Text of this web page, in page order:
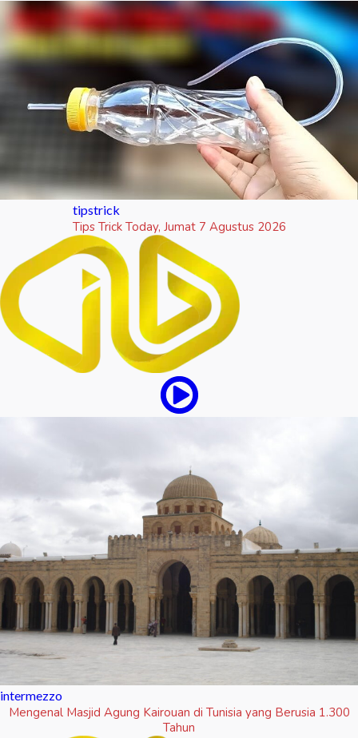
tipstrick
Tips Trick Today, Jumat 7 Agustus 2026
intermezzo
Mengenal Masjid Agung Kairouan di Tunisia yang Berusia 1.300
Tahun